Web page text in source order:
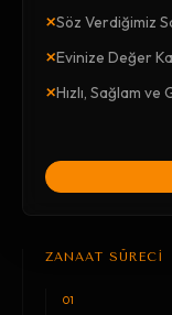
×Söz Verdiğimiz
×Evinize Değer
×Hızlı, Sağlam
ZANAAT SÜRECİ
01